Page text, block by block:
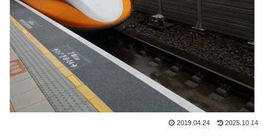
2019.04.24 2025.10.14